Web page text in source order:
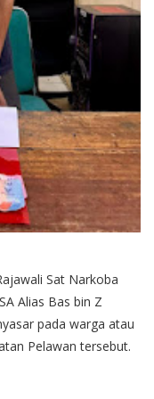
Sat Narkoba
Alias Bas bin Z
pada warga atau
Pelawan tersebut.